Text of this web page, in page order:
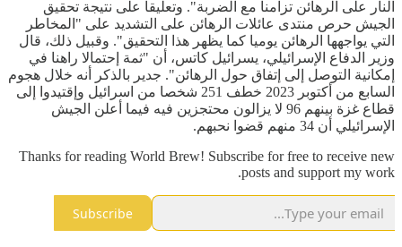
النار على الرهائن تزامنا مع الضربة". وتعليقا على نتيجة تحقيق
الجيش حرص منتدى عائلات الرهائن على التشديد على "المخاطر
التي يواجهها الرهائن يوميا كما يظهر هذا التحقيق". وقبيل ذلك، قال
وزير الدفاع الإسرائيلي، يسرائيل كاتس، أن "ثمة إحتمالا راهنا في
إمكانية التوصل إلى إتفاق حول الرهائن". جدير بالذكر أنه خلال هجوم
السابع من أكتوبر 2023 خطف 251 شخصا من اسرائيل وإقتيدوا إلى
قطاع غزة بينهم 96 لا يزالون محتجزين فيه فيما أعلن الجيش
الإسرائيلي أن 34 منهم قضوا نحبهم.
Thanks for reading World Brew! Subscribe for free to receive new
posts and support my work.
Subscribe